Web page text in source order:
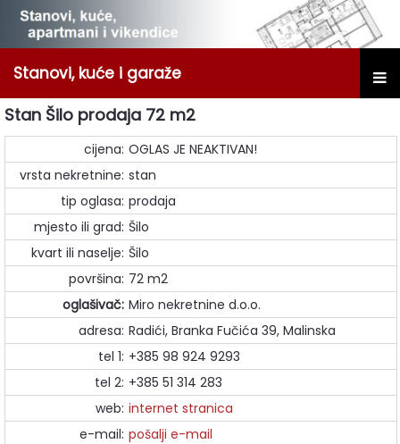
Stanovi, kuće i garaže
Stan Šilo prodaja 72 m2
cijena: OGLAS JE NEAKTIVAN!
vrsta nekretnine: stan
tip oglasa: prodaja
mjesto ili grad: Šilo
kvart ili naselje: Šilo
površina: 72 m2
oglašivač: Miro nekretnine d.o.o.
adresa: Radići, Branka Fučića 39, Malinska
tel 1: +385 98 924 9293
tel 2: +385 51 314 283
web: internet stranica
e-mail: pošalji e-mail